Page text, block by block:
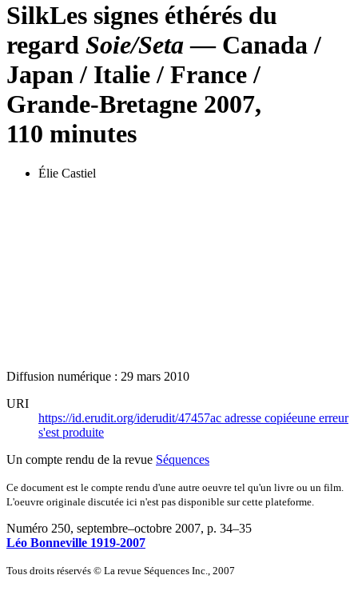
SilkLes signes éthérés du
regard Soie/Seta— Canada /
Japan / Italie / France /
Grande-Bretagne 2007,
110 minutes
Élie Castiel
Diffusion numérique : 29 mars 2010
URI
https://id.erudit.org/iderudit/47457ac adresse copiéeune erreur
s'est produite
Un compte rendu de la revue Séquences
Ce document est le compte rendu d'une autre oeuvre tel qu'un livre ou un film.
L'oeuvre originale discutée ici n'est pas disponible sur cette plateforme.
Numéro 250, septembre–octobre 2007, p. 34–35
Léo Bonneville 1919-2007
Tous droits réservés © La revue Séquences Inc., 2007